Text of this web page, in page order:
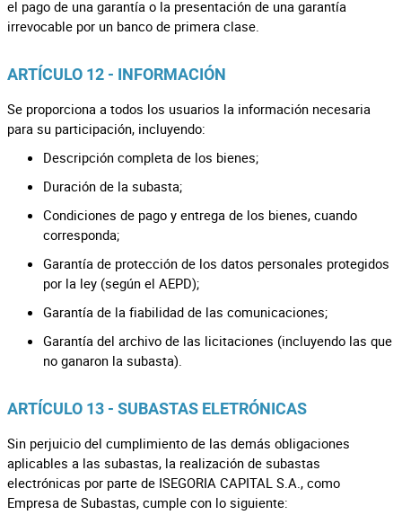
el pago de una garantía o la presentación de una garantía
irrevocable por un banco de primera clase.
ARTÍCULO 12 - INFORMACIÓN
Se proporciona a todos los usuarios la información necesaria
para su participación, incluyendo:
Descripción completa de los bienes;
Duración de la subasta;
Condiciones de pago y entrega de los bienes, cuando
corresponda;
Garantía de protección de los datos personales protegidos
por la ley (según el AEPD);
Garantía de la fiabilidad de las comunicaciones;
Garantía del archivo de las licitaciones (incluyendo las que
no ganaron la subasta).
ARTÍCULO 13 - SUBASTAS ELETRÓNICAS
Sin perjuicio del cumplimiento de las demás obligaciones
aplicables a las subastas, la realización de subastas
electrónicas por parte de ISEGORIA CAPITAL S.A., como
Empresa de Subastas, cumple con lo siguiente: